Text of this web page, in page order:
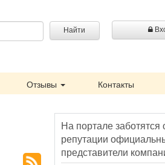
Найти
Отзывы Контакты
На портале заботятся
репутации
представители